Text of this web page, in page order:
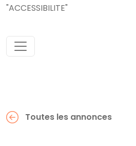
"ACCESSIBILITE"
Toutes les annonces